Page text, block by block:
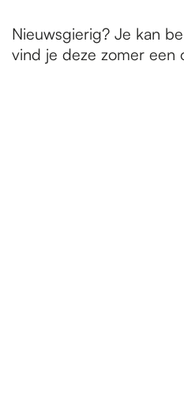
Nieuwsgierig? Je kan
vind je deze zomer een